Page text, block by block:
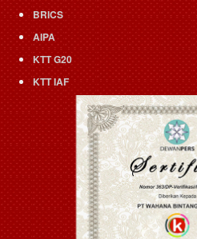
BRICS
AIPA
KTT G20
KTT IAF